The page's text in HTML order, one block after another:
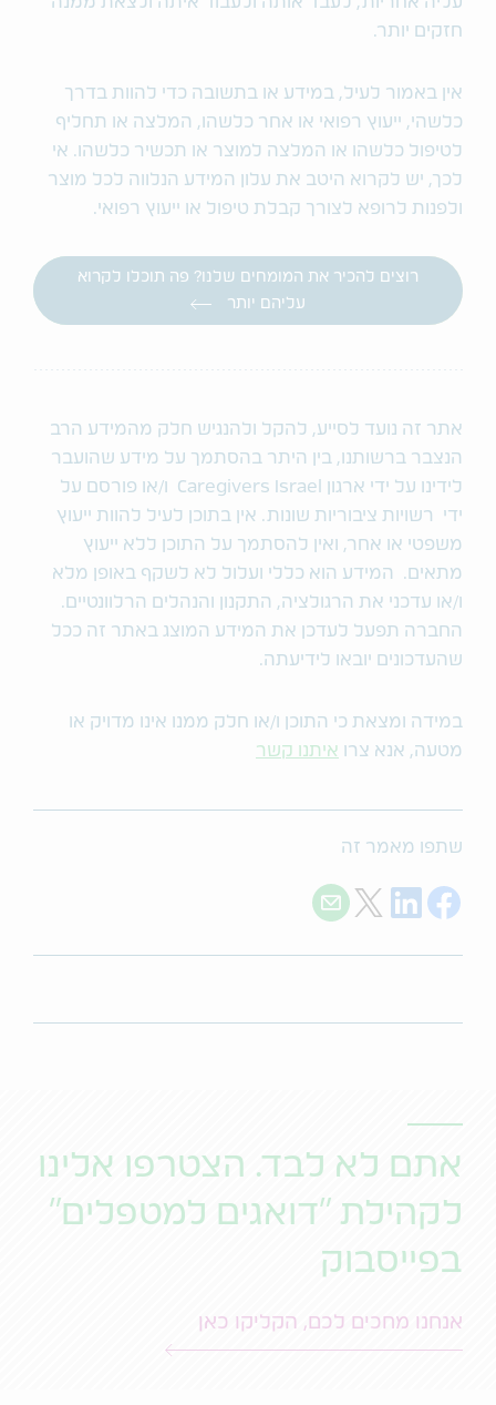
חזקים יותר.
אין באמור לעיל, במידע או בתשובה כדי להוות בדרך
כלשהי, ייעוץ רפואי או אחר כלשהו, המלצה או תחליף
לטיפול כלשהו או המלצה למוצר או תכשיר כלשהו. אי
לכך, יש לקרוא היטב את עלון המידע הנלווה לכל מוצר
ולפנות לרופא לצורך קבלת טיפול או ייעוץ רפואי.
רוצים להכיר את המומחים שלנו? פה תוכלו לקרוא
עליהם יותר
אתר זה נועד לסייע, להקל ולהנגיש חלק מהמידע הרב
הנצבר ברשותנו, בין היתר בהסתמך על מידע שהועבר
לידינו על ידי ארגון Caregivers Israel ו/או פורסם על
ידי רשויות ציבוריות שונות. אין בתוכן לעיל להוות ייעוץ
משפטי או אחר, ואין להסתמך על התוכן ללא ייעוץ
מתאים. המידע הוא כללי ועלול לא לשקף באופן מלא
ו/או עדכני את הרגולציה, התקנון והנהלים הרלוונטיים.
החברה תפעל לעדכן את המידע המוצג באתר זה ככל
שהעדכונים יובאו לידיעתה.
במידה ומצאת כי התוכן ו/או חלק ממנו אינו מדויק או
מטעה, אנא צרו איתנו קשר
שתפו מאמר זה
Share on Facebook
Share on LinkedIn
Share on Twitter
Share with E-mail
אתם לא לבד. הצטרפו אלינו
לקהילת "דואגים למטפלים"
בפייסבוק
אנחנו מחכים לכם, הקליקו כאן